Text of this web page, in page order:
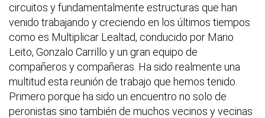
circuitos y fundamentalmente estructuras que han
venido trabajando y creciendo en los últimos tiempos
como es Multiplicar Lealtad, conducido por Mario
Leito, Gonzalo Carrillo y un gran equipo de
compañeros y compañeras. Ha sido realmente una
multitud esta reunión de trabajo que hemos tenido.
Primero porque ha sido un encuentro no solo de
peronistas sino también de muchos vecinos y vecinas